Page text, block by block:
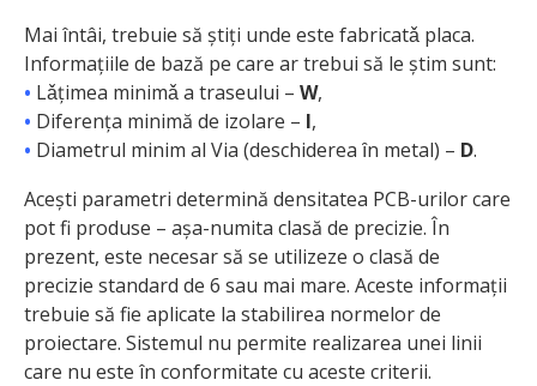
Mai întâi, trebuie să știți unde este fabricatǎ placa.
Informațiile de bază pe care ar trebui să le știm sunt:
• Lǎțimea minimǎ a traseului – W,
• Diferența minimă de izolare – I,
• Diametrul minim al Via (deschiderea ȋn metal) – D.
Acești parametri determină densitatea PCB-urilor care
pot fi produse – așa-numita clasă de precizie. În
prezent, este necesar să se utilizeze o clasă de
precizie standard de 6 sau mai mare. Aceste informații
trebuie să fie aplicate la stabilirea normelor de
proiectare. Sistemul nu permite realizarea unei linii
care nu este în conformitate cu aceste criterii.